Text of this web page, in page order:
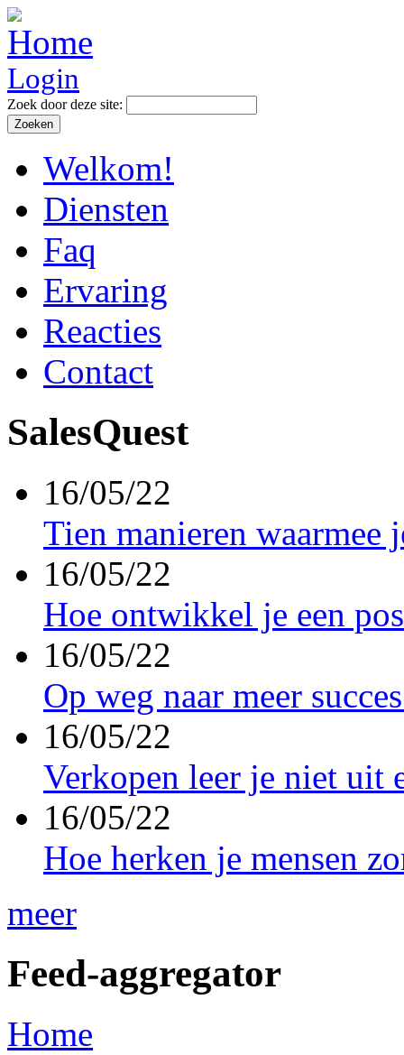
Login
Zoek door deze site:
Welkom!
Diensten
Faq
Ervaring
Reacties
Contact
SalesQuest
16/05/22
Tien manieren waarmee
16/05/22
Hoe ontwikkel je een
16/05/22
Op weg naar meer
16/05/22
Verkopen leer je niet uit
16/05/22
Hoe herken je mensen
meer
Feed-aggregator
Home